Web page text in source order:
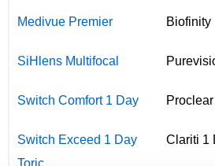
Medivue Premier Biofinity
SiHlens Multifocal
Switch Comfort 1 Day
Switch Exceed 1 Day
Toric
Clariti 1